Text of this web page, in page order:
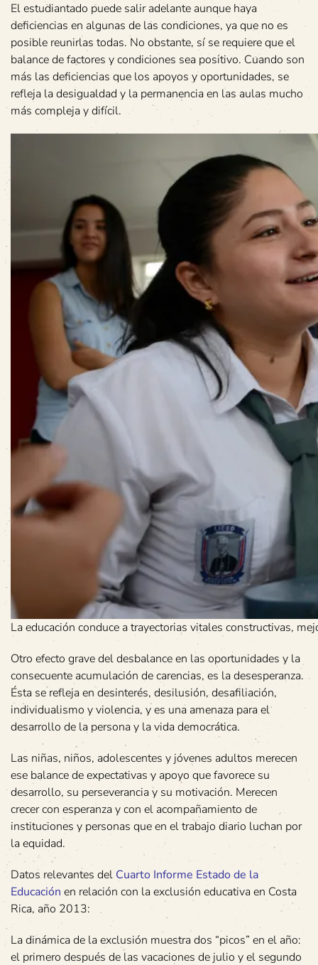
El estudiantado puede salir adelante aunque haya
deficiencias en algunas de las condiciones, ya que no es
posible reunirlas todas. No obstante, sí se requiere que el
balance de factores y condiciones sea positivo. Cuando son
más las deficiencias que los apoyos y oportunidades, se
refleja la desigualdad y la permanencia en las aulas mucho
más compleja y difícil.
La educación conduce a trayectorias vitales constructivas,
Otro efecto grave del desbalance en las oportunidades y la
consecuente acumulación de carencias, es la desesperanza.
Ésta se refleja en desinterés, desilusión, desafiliación,
individualismo y violencia, y es una amenaza para el
desarrollo de la persona y la vida democrática.
Las niñas, niños, adolescentes y jóvenes adultos merecen
ese balance de expectativas y apoyo que favorece su
desarrollo, su perseverancia y su motivación. Merecen
crecer con esperanza y con el acompañamiento de
instituciones y personas que en el trabajo diario luchan por
la equidad.
Datos relevantes del Cuarto Informe Estado de la
Educación en relación con la exclusión educativa en Costa
Rica, año 2013:
La dinámica de la exclusión muestra dos “picos” en el año:
el primero después de las vacaciones de julio y el segundo